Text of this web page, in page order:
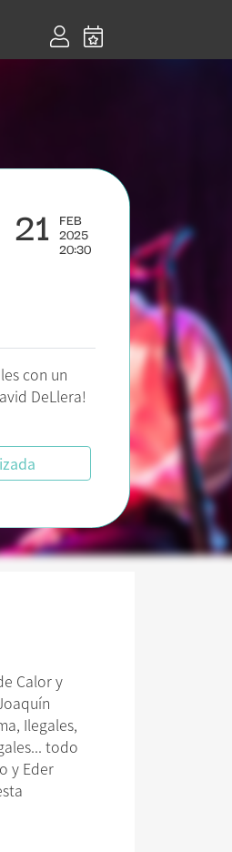
21 FEB
2025
20:30
con un
DeLlera!
Calor y
Ilegales,
todo
y Eder